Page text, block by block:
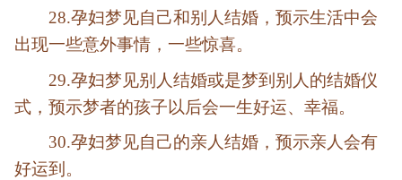
28.孕妇梦见自己和别人结婚，预示生活中会
出现一些意外事情，一些惊喜。
29.孕妇梦见别人结婚或是梦到别人的结婚仪
式，预示梦者的孩子以后会一生好运、幸福。
30.孕妇梦见自己的亲人结婚，预示亲人会有
好运到。